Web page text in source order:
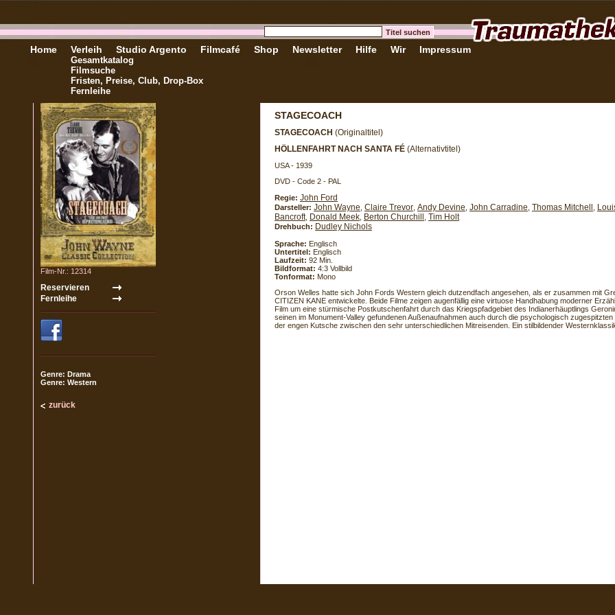
Home Verleih
Gesamtkatalog
Filmsuche
Fristen, Preise, Club, Drop-Box
Fernleihe
Studio Argento Filmcafé Shop Newsletter Hilfe Wir Impressum
Film-Nr.: 12314
Genre: Drama
Genre: Western
zurück
STAGECOACH
STAGECOACH (Originaltitel)
HÖLLENFAHRT NACH SANTA FÉ (Alternativtitel)
USA - 1939
DVD - Code 2 - PAL
Regie: John Ford
Darsteller: John Wayne Claire Trevor Andy Devine John Carradine Thomas Mitchell
Bancroft, Donald Meek Berton Churchill Tim Holt
Drehbuch: Dudley Nichols
Sprache: Englisch
Untertitel: Englisch
Laufzeit: 92 Min.
Bildformat: 4:3 Vollbild
Tonformat: Mono
Orson Welles hatte sich John Fords Western gleich dutzendfach angesehen, als er zusammen mit
CITIZEN KANE entwickelte. Beide Filme zeigen augenfällig eine virtuose Handhabung moderner
Film um eine stürmische Postkutschenfahrt durch das Kriegspfadgebiet des Indianerhäuptlings
seinen im Monument-Valley gefundenen Außenaufnahmen auch durch die psychologisch
der engen Kutsche zwischen den sehr unterschiedlichen Mitreisenden. Ein stilbildender